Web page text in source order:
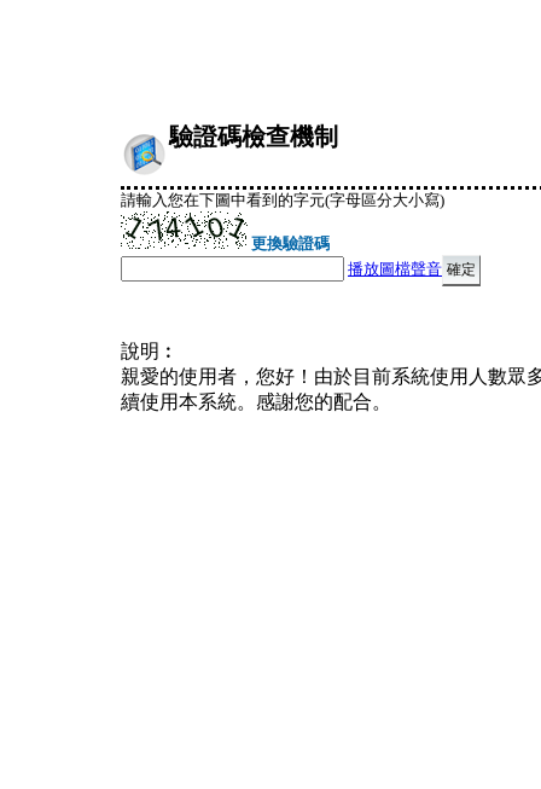
驗證碼檢查機制
請輸入您在下圖中看到的字元(字母區分大小寫)
更換驗證碼
播放圖檔聲音
說明︰
親愛的使用者，您好！由於目前系統使用人數眾
續使用本系統。感謝您的配合。